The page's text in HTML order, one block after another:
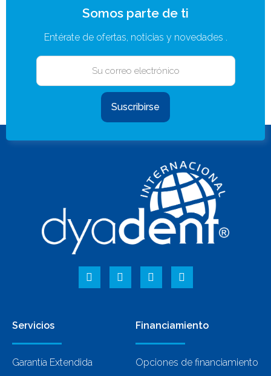
Somos parte de ti
Entérate de ofertas, noticias y novedades .
Suscribirse
Servicios
Garantía Extendida
Financiamiento
Opciones de financiamiento